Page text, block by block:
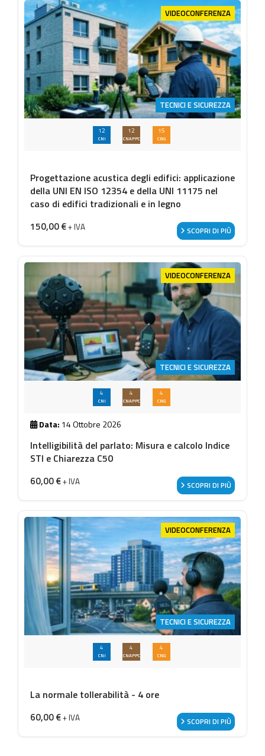
VIDEOCONFERENZA
TECNICI E SICUREZZA
12
CNI
12
CNAPPC
15
CNG
Progettazione acustica degli edifici: applicazione
della UNI EN ISO 12354 e della UNI 11175 nel
caso di edifici tradizionali e in legno
150,00€+ IVA SCOPRI DI PIÙ
VIDEOCONFERENZA
TECNICI E SICUREZZA
4
CNI
4
CNAPPC
4
CNG
Data: 14 Ottobre 2026
Intelligibilità del parlato: Misura e calcolo Indice
STI e Chiarezza C50
60,00€+ IVA SCOPRI DI PIÙ
VIDEOCONFERENZA
TECNICI E SICUREZZA
4
CNI
4
CNAPPC
4
CNG
La normale tollerabilità - 4 ore
60,00€+ IVA SCOPRI DI PIÙ